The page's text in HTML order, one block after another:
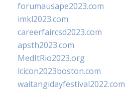
forumausape2023.com
imkl2023.com
careerfaircsd2023.com
apsth2023.com
MedItRio2023.org
lcicon2023boston.com
waitangidayfestival2022.com